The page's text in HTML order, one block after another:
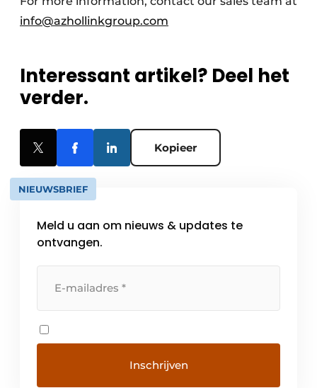
info@azhollinkgroup.com
Interessant artikel? Deel het
verder.
Kopieer
NIEUWSBRIEF
Meld u aan om nieuws & updates te
ontvangen.